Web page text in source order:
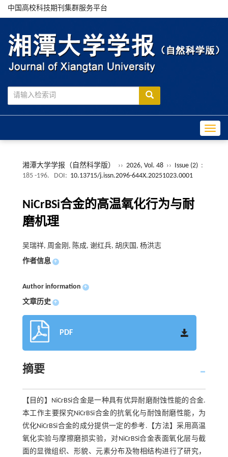
中国高校科技期刊集群服务平台
湘潭大学学报（自然科学版） ›› 2026, Vol. 48 ›› Issue (2) :
185 -196.
DOI: 10.13715/j.issn.2096-644X.20251023.0001
NiCrBSi合金的高温氧化行为与耐
磨机理
吴瑞祥, 周金刚, 陈成, 谢红兵, 胡庆国, 杨洪志
作者信息 +
Author information +
文章历史 +
PDF
摘要
【目的】NiCrBSi合金是一种具有优异耐磨耐蚀性能的合金.
本工作主要探究NiCrBSi合金的抗氧化与耐蚀耐磨性能，为
优化NiCrBSi合金的成分提供一定的参考.【方法】采用高温
氧化实验与摩擦磨损实验，对NiCrBSi合金表面氧化层与截
面的显微组织、形貌、元素分布及物相结构进行了研究，